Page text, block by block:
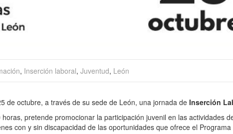
, Inserción laboral, Juventud, León
de octubre, a través de su sede de León, una jornada de Inserción
pretende promocionar la participación juvenil en las actividades
con y sin discapacidad de las oportunidades que ofrece el Programa